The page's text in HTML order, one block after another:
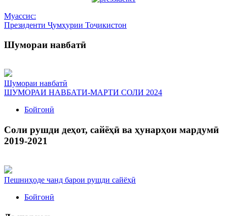
Муассис:
Президенти Ҷумҳурии Тоҷикистон
Шумораи навбатӣ
Шумораи навбатӣ
ШУМОРАИ НАВБАТИ-МАРТИ СОЛИ 2024
Бойгонӣ
Соли рушди деҳот, сайёҳӣ ва ҳунарҳои мардумӣ
2019-2021
Пешниҳоде чанд барои рушди сайёҳӣ
Бойгонӣ